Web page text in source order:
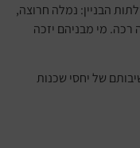
הבניין: נמלה חרוצה,
רכה. מי מבניהם יזכה
של יחסי שכנות